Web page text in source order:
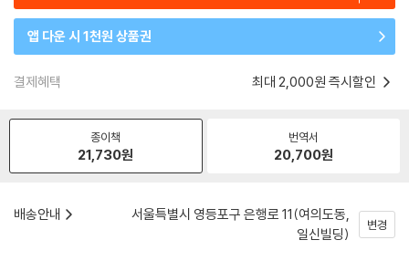
앱 다운 시 1천원 상품권
결제혜택 최대 2,000원 즉시할인
종이책
21,730원
번역서
20,700원
배송안내
서울특별시 영등포구 은행로 11(여의도동,
일신빌딩)
변경